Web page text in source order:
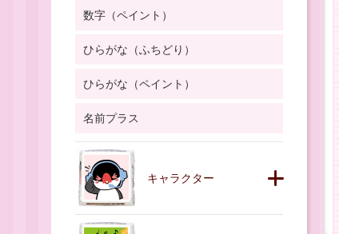
数字（ペイント）
ひらがな（ふちどり）
ひらがな（ペイント）
名前プラス
キャラクター